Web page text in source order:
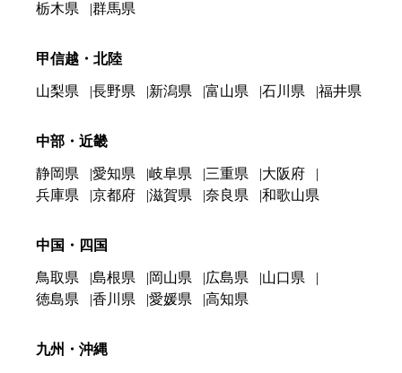
栃木県
群馬県
甲信越・北陸
山梨県 長野県 新潟県 富山県 石川県 福井県
中部・近畿
静岡県 愛知県 岐阜県 三重県
大阪府
兵庫県
京都府 滋賀県 奈良県 和歌山県
中国・四国
鳥取県 島根県 岡山県 広島県
山口県
徳島県
香川県 愛媛県 高知県
九州・沖縄